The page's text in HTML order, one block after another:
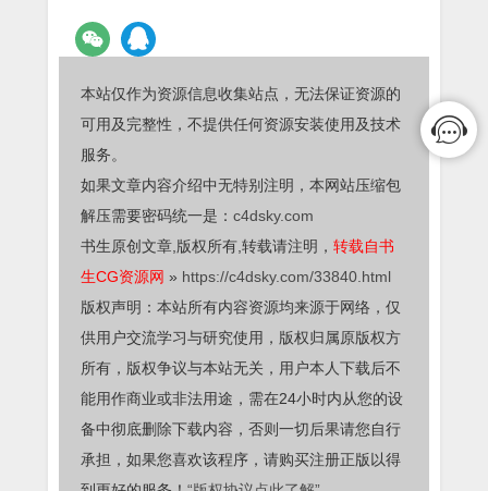
本站仅作为资源信息收集站点，无法保证资源的
可用及完整性，不提供任何资源安装使用及技术
服务。
如果文章内容介绍中无特别注明，本网站压缩包
解压需要密码统一是： c4dsky.com
书生原创文章,版权所有,转载请注明， 转载自书
生CG资源网 » https://c4dsky.com/33840.html
版权声明：本站所有内容资源均来源于网络，仅
供用户交流学习与研究使用，版权归属原版权方
所有，版权争议与本站无关，用户本人下载后不
能用作商业或非法用途，需在24小时内从您的设
备中彻底删除下载内容，否则一切后果请您自行
承担，如果您喜欢该程序，请购买注册正版以得